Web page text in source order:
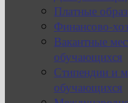
Платные
Финансово-
Вакантные
обучающихся
Стипендии и
обучающихся